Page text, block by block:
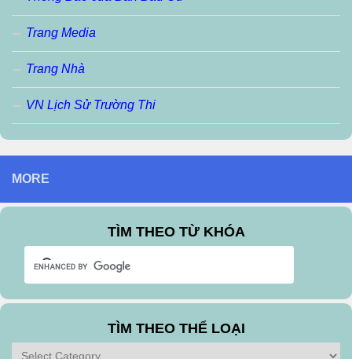
Trang Media
Trang Nhà
VN Lịch Sử Trường Thi
MORE
TÌM THEO TỪ KHÓA
TÌM THEO THỂ LOẠI
Tìm